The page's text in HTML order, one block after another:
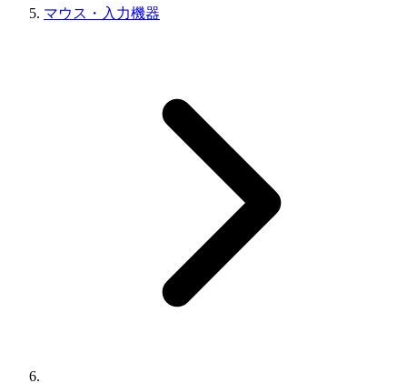
マウス・入力機器